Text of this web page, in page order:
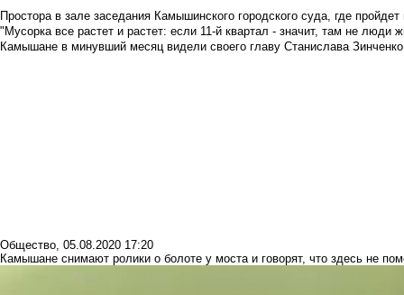
Простора в зале заседания Камышинского городского суда, где
"Мусорка все растет и растет: если 11-й квартал - значит, там не люди
Камышане в минувший месяц видели своего главу Станислава Зинченко
Общество, 05.08.2020 17:20
Камышане снимают ролики о болоте у моста и говорят, что здесь не